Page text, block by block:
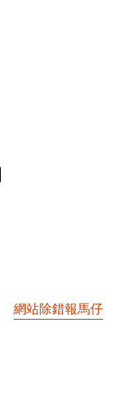
網站除錯報馬仔